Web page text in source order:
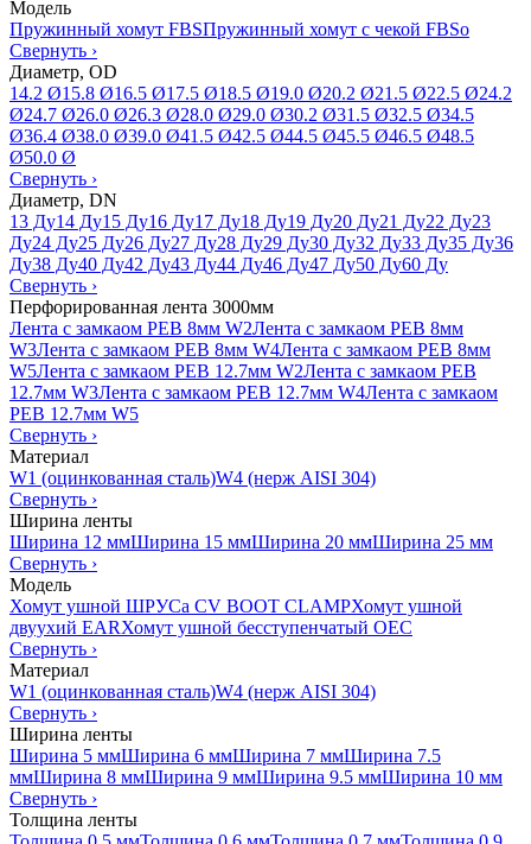
Модель
Пружинный хомут FBSПружинный хомут с чекой FBSo
Свернуть ›
Диаметр, OD
14.2 Ø15.8 Ø16.5 Ø17.5 Ø18.5 Ø19.0 Ø20.2 Ø21.5 Ø22.5 Ø24.2
Ø24.7 Ø26.0 Ø26.3 Ø28.0 Ø29.0 Ø30.2 Ø31.5 Ø32.5 Ø34.5
Ø36.4 Ø38.0 Ø39.0 Ø41.5 Ø42.5 Ø44.5 Ø45.5 Ø46.5 Ø48.5
Ø50.0 Ø
Свернуть ›
Диаметр, DN
13 Ду14 Ду15 Ду16 Ду17 Ду18 Ду19 Ду20 Ду21 Ду22 Ду23
Ду24 Ду25 Ду26 Ду27 Ду28 Ду29 Ду30 Ду32 Ду33 Ду35 Ду36
Ду38 Ду40 Ду42 Ду43 Ду44 Ду46 Ду47 Ду50 Ду60 Ду
Свернуть ›
Перфорированная лента 3000мм
Лента с замкаом PEB 8мм W2Лента с замкаом PEB 8мм
W3Лента с замкаом PEB 8мм W4Лента с замкаом PEB 8мм
W5Лента с замкаом PEB 12.7мм W2Лента с замкаом PEB
12.7мм W3Лента с замкаом PEB 12.7мм W4Лента с замкаом
PEB 12.7мм W5
Свернуть ›
Материал
W1 (оцинкованная сталь)W4 (нерж AISI 304)
Свернуть ›
Ширина ленты
Ширина 12 ммШирина 15 ммШирина 20 ммШирина 25 мм
Свернуть ›
Модель
Хомут ушной ШРУСа CV BOOT CLAMPХомут ушной
двуухий EARХомут ушной бесступенчатый OEC
Свернуть ›
Материал
W1 (оцинкованная сталь)W4 (нерж AISI 304)
Свернуть ›
Ширина ленты
Ширина 5 ммШирина 6 ммШирина 7 ммШирина 7.5
ммШирина 8 ммШирина 9 ммШирина 9.5 ммШирина 10 мм
Свернуть ›
Толщина ленты